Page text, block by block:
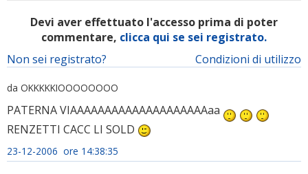
Devi aver effettuato l'accesso prima di poter
commentare, clicca qui se sei registrato.
Condizioni di utilizzo
Non sei registrato?
da OKKKKKIOOOOOOOO
PATERNA VIAAAAAAAAAAAAAAAAAAAAaa
RENZETTI CACC LI SOLD
23-12-2006 ore 14:38:35